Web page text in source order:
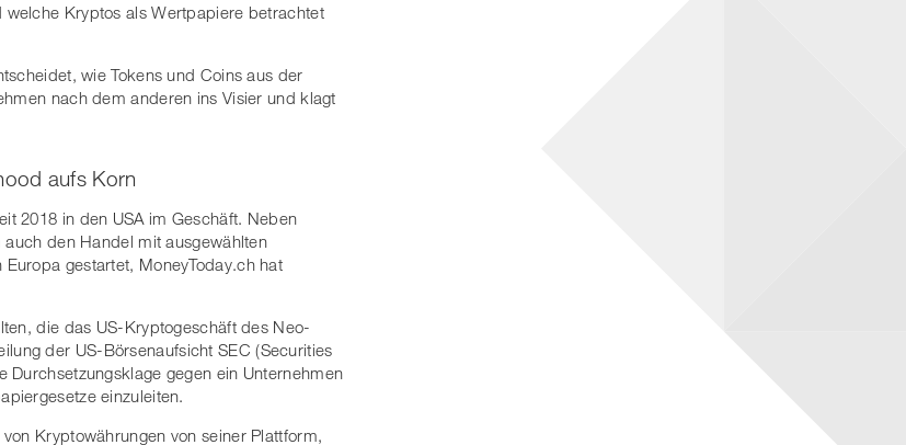
Kryptos als Wertpapiere betrachtet
wie Tokens und Coins aus der
nach dem anderen ins Visier und klagt
aufs Korn
2018 in den USA im Geschäft. Neben
den Handel mit ausgewählten
gestartet, MoneyToday.ch hat
die das US-Kryptogeschäft des Neo-
der US-Börsenaufsicht SEC (Securities
gegen ein Unternehmen
einzuleiten.
Kryptowährungen von seiner Plattform,